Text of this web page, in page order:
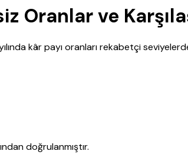
Oranlar ve
kâr payı oranları rekabetçi
doğrulanmıştır.